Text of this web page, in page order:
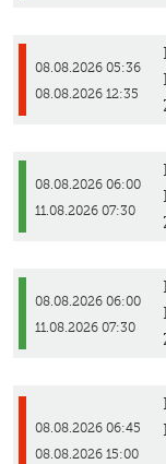
08.08.2026 05:36
08.08.2026 12:35
08.08.2026 06:00
11.08.2026 07:30
08.08.2026 06:00
11.08.2026 07:30
08.08.2026 06:45
08.08.2026 15:00